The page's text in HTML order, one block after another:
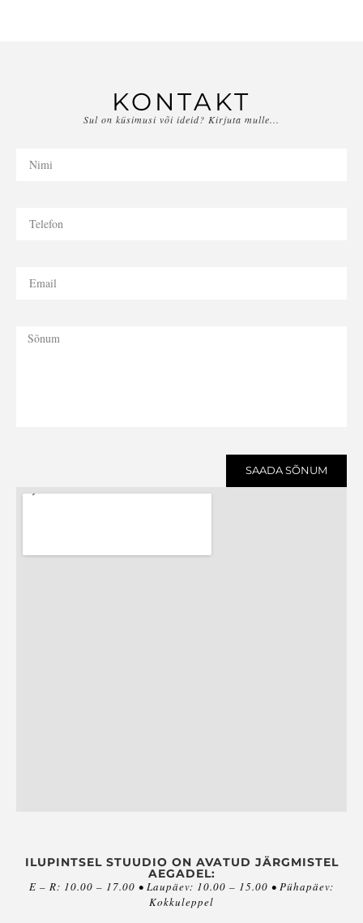
KONTAKT
Sul on küsimusi või ideid? Kirjuta mulle...
SAADA SÕNUM
ILUPINTSEL STUUDIO ON AVATUD JÄRGMISTEL
AEGADEL:
E – R: 10.00 – 17.00 • Laupäev: 10.00 – 15.00 • Pühapäev:
Kokkuleppel